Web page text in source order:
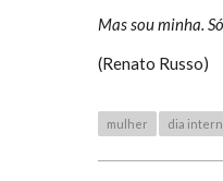
Mas sou minha.
(Renato Russo)
mulher dia